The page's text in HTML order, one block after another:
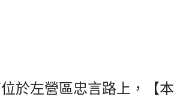
於左營區忠言路上，
【本